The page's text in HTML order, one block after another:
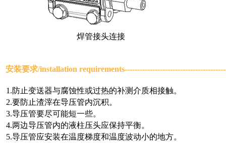
焊管接头连接
安装要求/installation requirements
1.防止变送器与腐蚀性或过热的补测介质相接触。
2.要防止渣滓在导压管内沉积。
3.导压管要尽可能短一些。
4.两边导压管内的液柱压头应保持平衡。
5.导压管应安装在温度梯度和温度波动小的地方。